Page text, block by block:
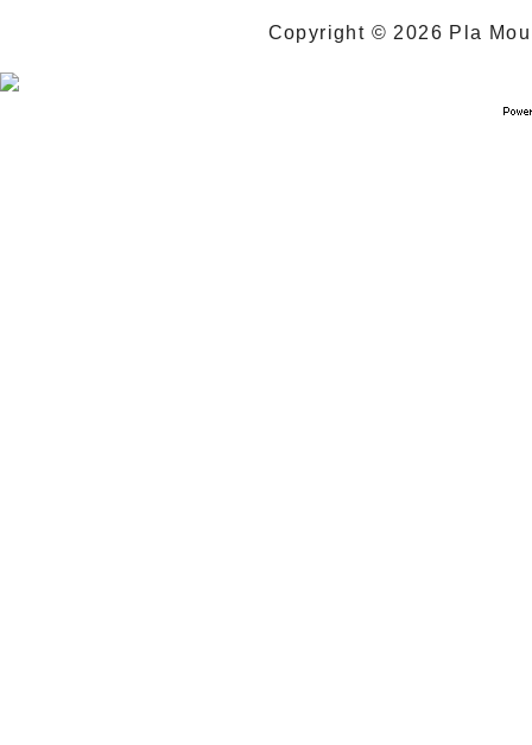
Copyright © 2026 Pla